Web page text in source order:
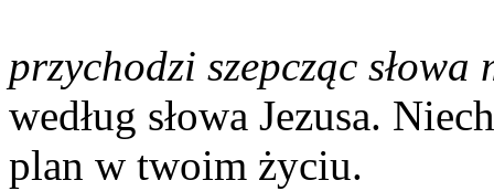
przychodzi szepcząc
według słowa Jezusa.
plan w twoim życiu.